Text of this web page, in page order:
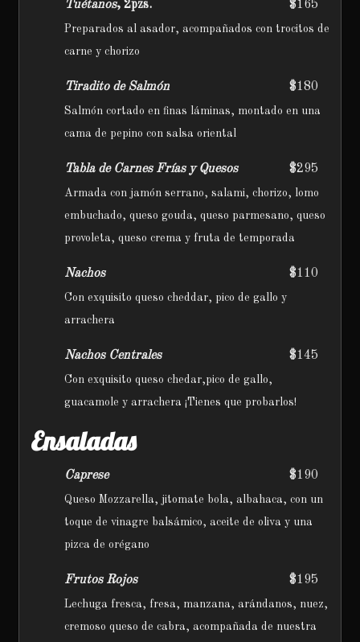
Tuétanos, 2pzs. $165
Preparados al asador, acompañados con trocitos de
carne y chorizo
Tiradito de Salmón $180
Salmón cortado en finas láminas, montado en una
cama de pepino con salsa oriental
Tabla de Carnes Frías y Quesos $295
Armada con jamón serrano, salami, chorizo, lomo
embuchado, queso gouda, queso parmesano, queso
provoleta, queso crema y fruta de temporada
Nachos $110
Con exquisito queso cheddar, pico de gallo y
arrachera
Nachos Centrales $145
Con exquisito queso chedar,pico de gallo,
guacamole y arrachera ¡Tienes que probarlos!
Ensaladas
Caprese $190
Queso Mozzarella, jitomate bola, albahaca, con un
toque de vinagre balsámico, aceite de oliva y una
pizca de orégano
Frutos Rojos $195
Lechuga fresca, fresa, manzana, arándanos, nuez,
cremoso queso de cabra, acompañada de nuestra